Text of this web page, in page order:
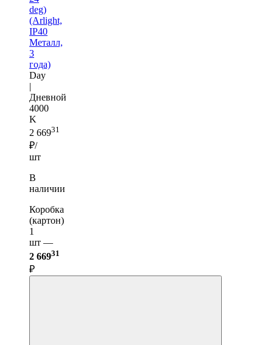
deg)
(Arlight,
IP40
Металл,
3
года)
Day
|
Дневной
4000
K
2 66931
₽/
шт
В
наличии
Коробка
(картон)
1
шт —
2 66931
₽